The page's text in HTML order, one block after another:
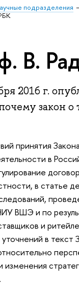
подразделения
В.
2016 г.
закон о
принятия
в
в статье
ВШЭ и по
и
в текст
изменения